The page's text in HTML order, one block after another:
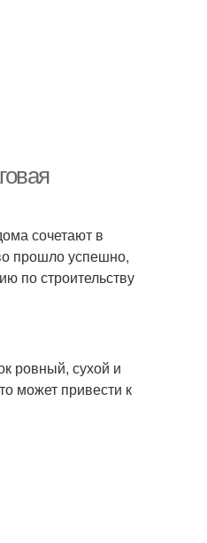
сочетают в
прошло успешно,
по строительству
ровный, сухой и
может привести к